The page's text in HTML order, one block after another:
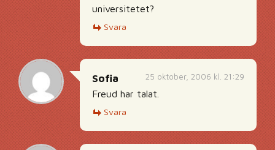
universitetet?
Svara
25 oktober, 2006 kl. 21:29
Sofia
Freud har talat.
Svara